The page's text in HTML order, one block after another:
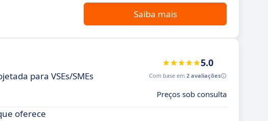
Saiba mais
para VSEs/SMEs
5.0
Com base em 2 avaliações
Preços sob consulta
oferece